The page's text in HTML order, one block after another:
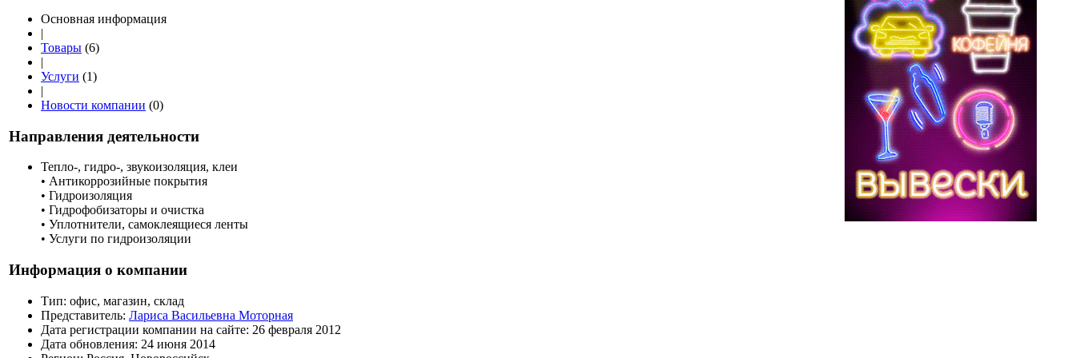
Основная информация
|
Товары (6)
|
Услуги (1)
|
Новости компании (0)
Направления деятельности
Тепло-, гидро-, звукоизоляция, клеи
• Антикоррозийные покрытия
• Гидроизоляция
• Гидрофобизаторы и очистка
• Уплотнители, самоклеящиеся ленты
• Услуги по гидроизоляции
Информация о компании
Тип: офис, магазин, склад
Представитель: Лариса Васильевна Моторная
Дата регистрации компании на сайте: 26 февраля 2012
Дата обновления: 24 июня 2014